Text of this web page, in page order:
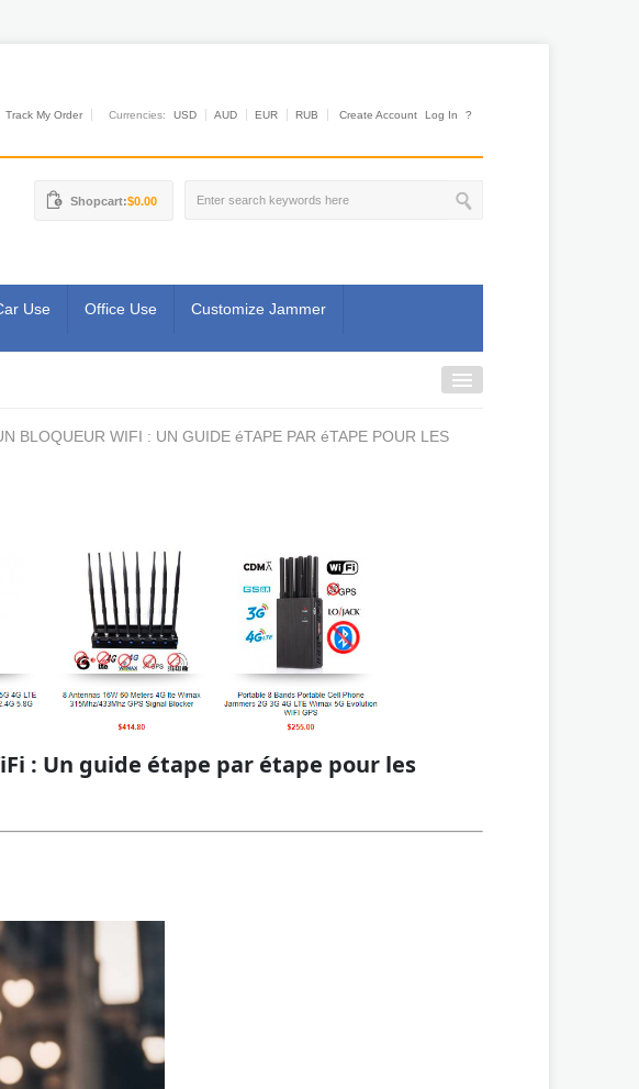
Track My Order Currencies: USD AUD EUR RUB Create Account Log In ?
Shopcart:$0.00
Use Office Use Customize Jammer
BLOQUEUR WIFI : UN GUIDE éTAPE PAR éTAPE POUR LES
: Un guide étape par étape pour les